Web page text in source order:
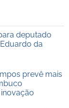
deputado
da
prevê mais